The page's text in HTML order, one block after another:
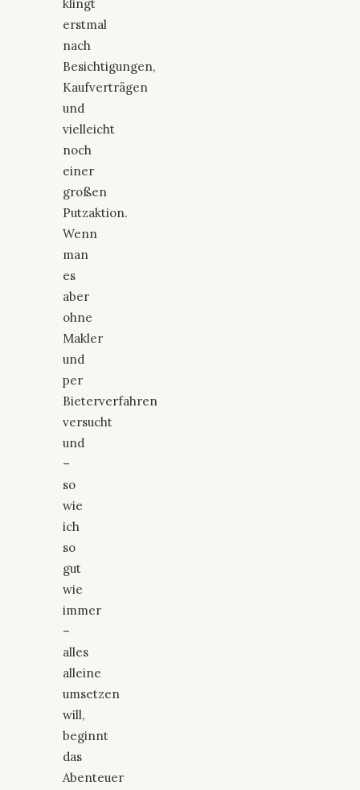
klingt
erstmal
nach
Besichtigungen,
Kaufverträgen
und
vielleicht
noch
einer
großen
Putzaktion.
Wenn
man
es
aber
ohne
Makler
und
per
Bieterverfahren
versucht
und
–
so
wie
ich
so
gut
wie
immer
–
alles
alleine
umsetzen
will,
beginnt
das
Abenteuer